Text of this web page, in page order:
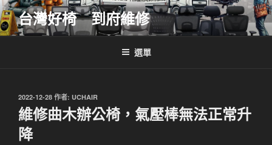
跳
至
主
台灣好椅 到府維修
選單
發
佈
於
2022-12-28 作者: UCHAIR
維修曲木辦公椅，氣壓棒無法正常升
降